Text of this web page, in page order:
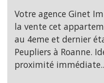
Votre agence Ginet
la vente cet
au 4eme et dernier
Peupliers à Roanne.
proximité